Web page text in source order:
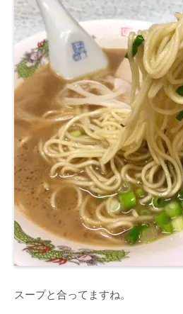
スープと合ってますね。